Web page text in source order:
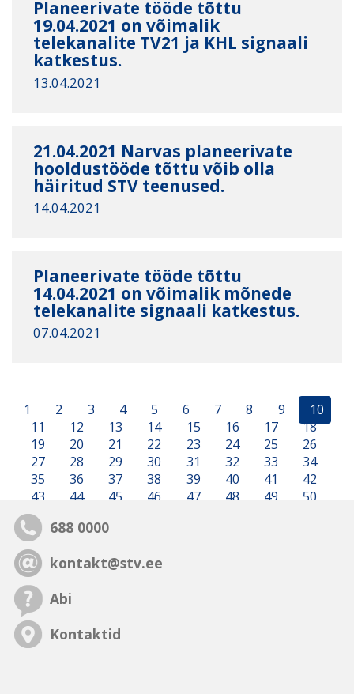
Planeerivate tööde tõttu
19.04.2021 on võimalik
telekanalite TV21 ja KHL signaali
katkestus.
13.04.2021
21.04.2021 Narvas planeerivate
hooldustööde tõttu võib olla
häiritud STV teenused.
14.04.2021
Planeerivate tööde tõttu
14.04.2021 on võimalik mõnede
telekanalite signaali katkestus.
07.04.2021
1 2 3 4 5 6 7 8 9
10
11
12 13 14 15 16 17
18
19
20 21 22 23 24 25
26
27
28 29 30 31 32 33
34
35
36 37 38 39 40 41
42
43
44 45 46 47 48 49 50
688 0000
kontakt@stv.ee
Abi
Kontaktid